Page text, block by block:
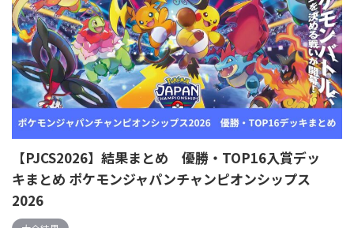
【PJCS2026】結果まとめ 優勝・TOP16入賞デッ
キまとめ ポケモンジャパンチャンピオンシップス
2026